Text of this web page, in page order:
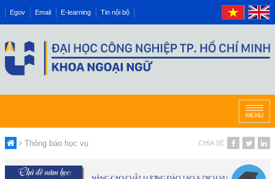
Egov Email E-learning Tin nội bộ
MENU
Thông báo học vụ CHIA SẺ